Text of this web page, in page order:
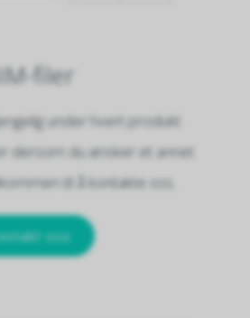
filer
under hvert produkt.
dersom du ønsker et annet
til å kontakte oss.
oss